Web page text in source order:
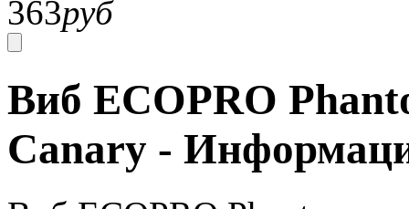
363руб
Виб ECOPRO
Canary -